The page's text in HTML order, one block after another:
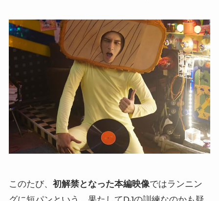
このたび、 初解禁となった本編映像ではランニン